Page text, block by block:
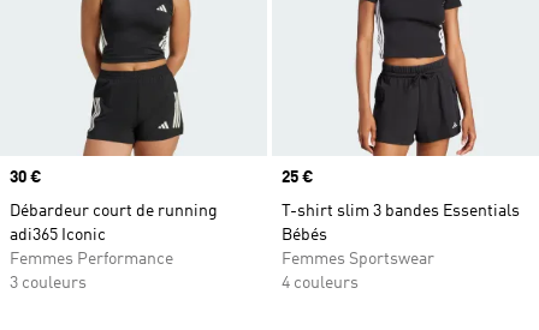
Prix
30 €
Débardeur court de running
adi365 Iconic
Femmes Performance
3 couleurs
Prix
25 €
T-shirt slim 3 bandes Essentials
Bébés
Femmes Sportswear
4 couleurs